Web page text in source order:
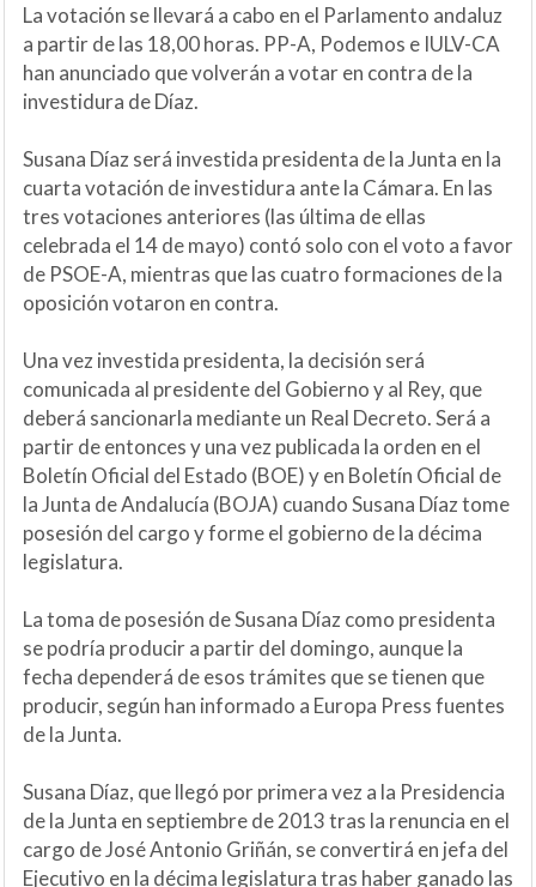
La votación se llevará a cabo en el Parlamento andaluz
a partir de las 18,00 horas. PP-A, Podemos e IULV-CA
han anunciado que volverán a votar en contra de la
investidura de Díaz.
Susana Díaz será investida presidenta de la Junta en la
cuarta votación de investidura ante la Cámara. En las
tres votaciones anteriores (las última de ellas
celebrada el 14 de mayo) contó solo con el voto a favor
de PSOE-A, mientras que las cuatro formaciones de la
oposición votaron en contra.
Una vez investida presidenta, la decisión será
comunicada al presidente del Gobierno y al Rey, que
deberá sancionarla mediante un Real Decreto. Será a
partir de entonces y una vez publicada la orden en el
Boletín Oficial del Estado (BOE) y en Boletín Oficial de
la Junta de Andalucía (BOJA) cuando Susana Díaz tome
posesión del cargo y forme el gobierno de la décima
legislatura.
La toma de posesión de Susana Díaz como presidenta
se podría producir a partir del domingo, aunque la
fecha dependerá de esos trámites que se tienen que
producir, según han informado a Europa Press fuentes
de la Junta.
Susana Díaz, que llegó por primera vez a la Presidencia
de la Junta en septiembre de 2013 tras la renuncia en el
cargo de José Antonio Griñán, se convertirá en jefa del
Ejecutivo en la décima legislatura tras haber ganado las